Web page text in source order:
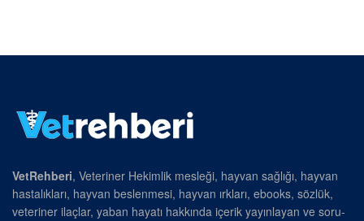
VetRehberi, Veteriner Hekimlik mesleği, hayvan sağlığı, hayvan
hastalıkları, hayvan beslenmesi, hayvan ırkları, ebooks, sözlük,
veteriner ilaçlar, yaban hayatı hakkında içerik yayınlayan ve soru-